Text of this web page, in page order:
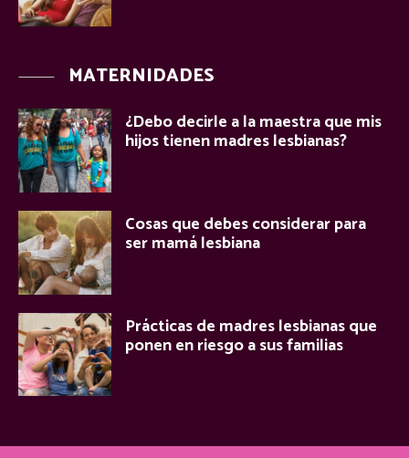
MATERNIDADES
¿Debo decirle a la maestra que mis
hijos tienen madres lesbianas?
Cosas que debes considerar para
ser mamá lesbiana
Prácticas de madres lesbianas que
ponen en riesgo a sus familias